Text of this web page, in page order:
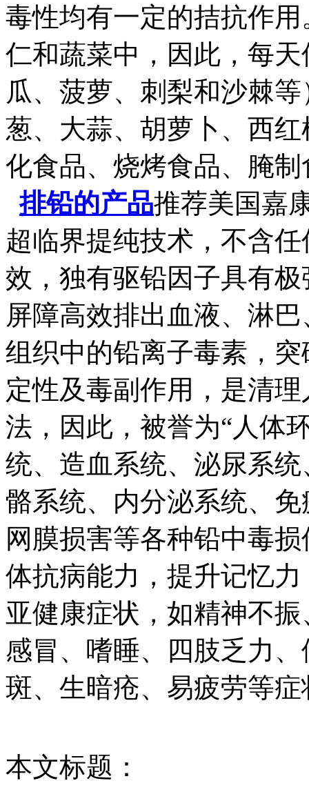
毒性均有一定的拮抗作
仁和蔬菜中，因此，每
瓜、菠萝、刺梨和沙棘
葱、大蒜、胡萝卜、西
化食品、烧烤食品、腌
排铅的产品推荐美国嘉
超临界提纯技术，不含
效，独有驱铅因子具有
屏障高效排出血液、淋
组织中的铅离子毒素，
定性及毒副作用，是清
法，因此，被誉为“人体
统、造血系统、泌尿系
骼系统、内分泌系统、
网膜损害等各种铅中毒
体抗病能力，提升记忆
亚健康症状，如精神不
感冒、嗜睡、四肢乏力
斑、生暗疮、易疲劳等症
本文标题：